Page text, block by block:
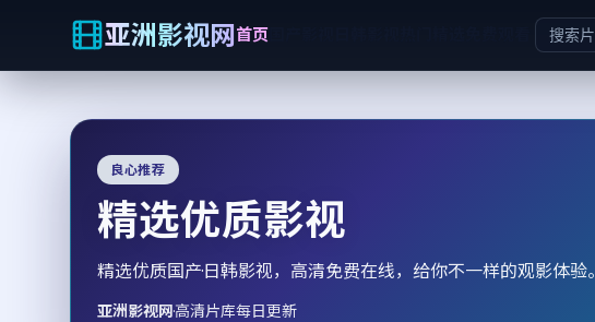
亚洲影视网首页
良心推荐
精选优质影视
精选优质国产·日韩影视，高清免费在线，给你不一样的观影体验。
亚洲影视网·高清片库每日更新